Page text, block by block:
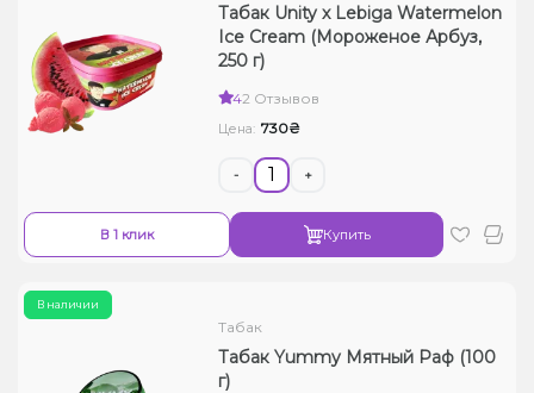
Табак Unity x Lebiga Watermelon
Ice Cream (Мороженое Арбуз,
250 г)
42 Отзывов
Цена: 730₴
- +
В 1 клик Купить
В наличии
Табак
Табак Yummy Мятный Раф (100
г)